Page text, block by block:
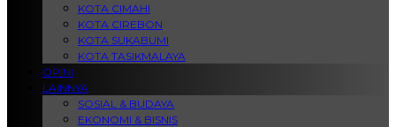
KOTA CIMAHI
KOTA CIREBON
KOTA SUKABUMI
KOTA TASIKMALAYA
OPINI
LAINNYA
SOSIAL & BUDAYA
EKONOMI & BISNIS